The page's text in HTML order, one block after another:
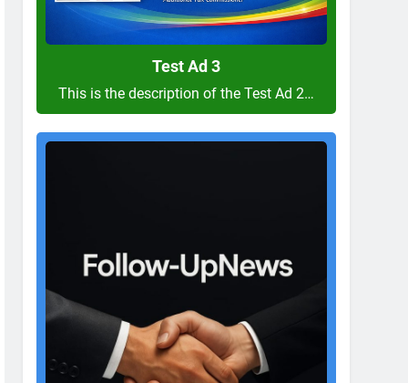
Test Ad 3
This is the description of the Test Ad 2…